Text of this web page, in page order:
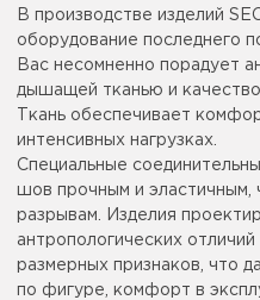
В производстве изделий
оборудование последнего
Вас несомненно порадует
дышащей тканью и
Ткань обеспечивает
интенсивных нагрузках.
Специальные
шов прочным и эластичным,
разрывам. Изделия
антропологических
размерных признаков, что
по фигуре, комфорт в